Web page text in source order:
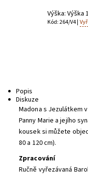
Výška: Výška
Kód: 264/V4 |
Popis
Diskuze
Madona s Jezulátkem
Panny Marie a jejího
kousek si můžete
80 a 120 cm).
Zpracování
Ručně vyřezávaná